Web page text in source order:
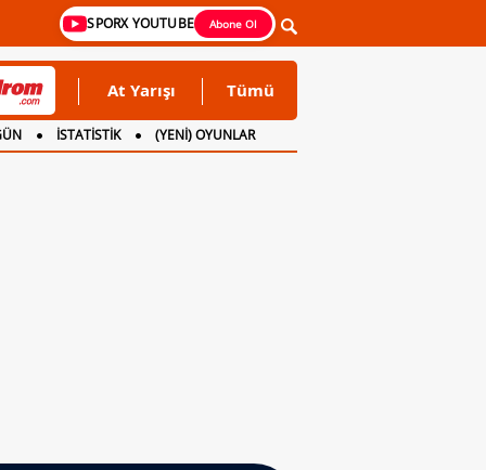
SPORX YOUTUBE Abone Ol
At Yarışı Tümü
İSTATİSTİK (YENİ) OYUNLAR